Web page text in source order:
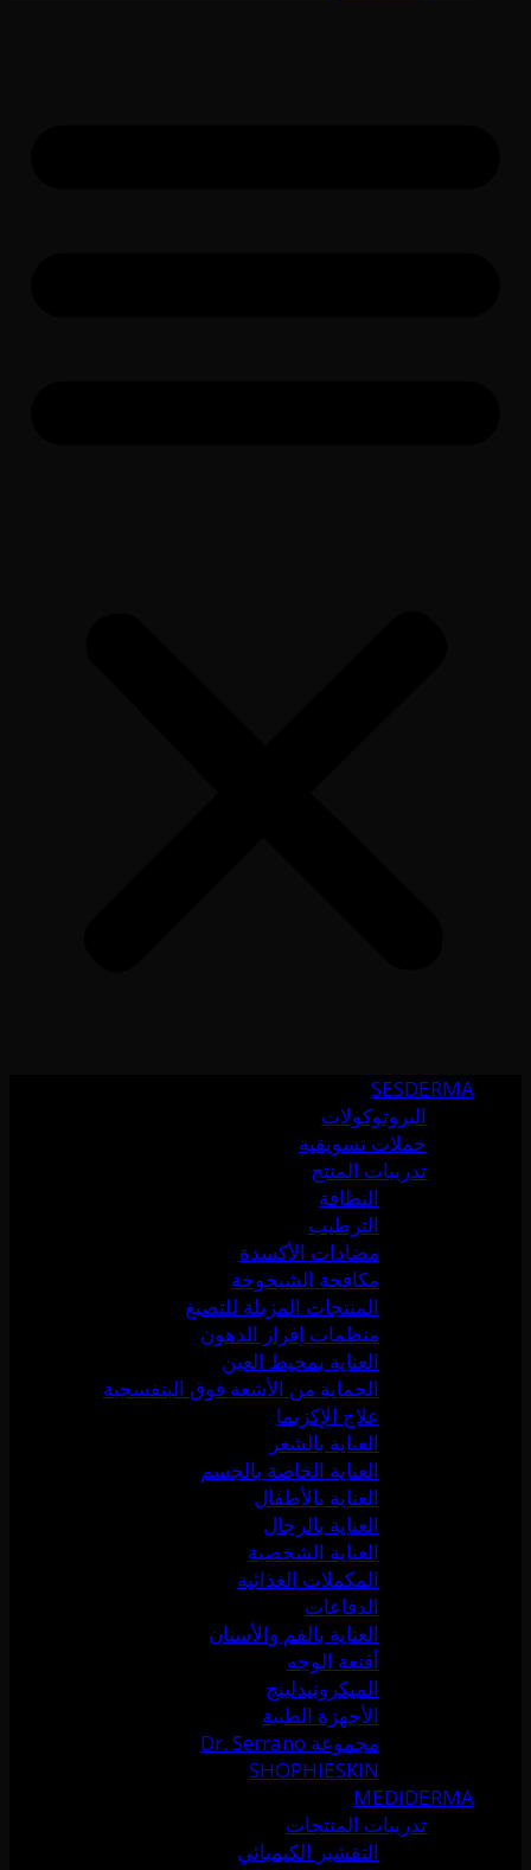
SESDERMA
البروتوكولات
حملات تسويقية
تدريبات المنتج
النظافة
الترطيب
مضادات الأكسدة
مكافحة الشيخوخة
المنتجات المزيلة للتصبغ
منظمات إفراز الدهون
العناية بمحيط العين
الحماية من الأشعة فوق البنفسجية
علاج الإكزيما
العناية بالشعر
العناية الخاصة بالجسم
العناية بالأطفال
العناية بالرجال
العناية الشخصية
المكملات الغذائية
الدفاعات
العناية بالفم والأسنان
أقنعة الوجه
الميكرونيدلينج
الأجهزة الطبية
مجموعة Dr. Serrano
SHOPHIESKIN
MEDIDERMA
تدريبات المنتجات
التقشير الكيميائي